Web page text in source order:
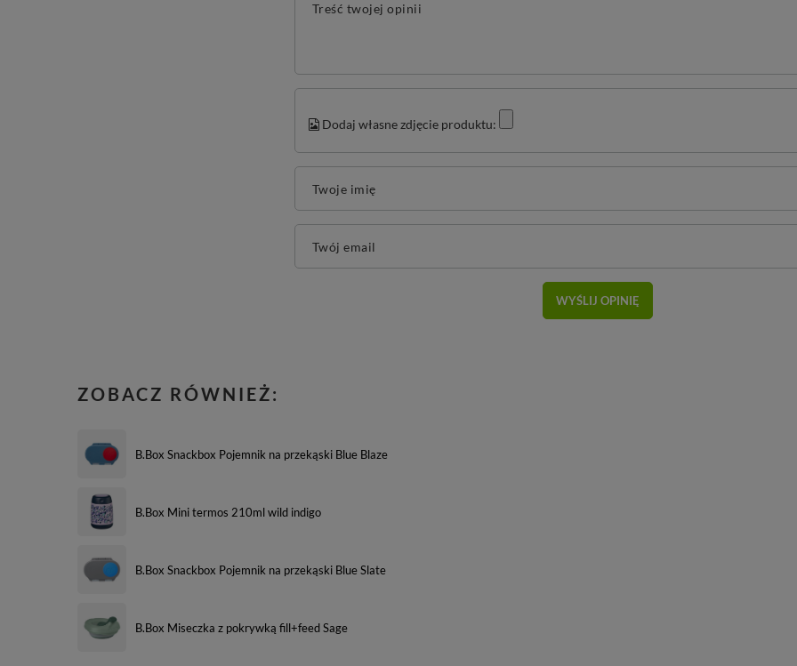
Treść twojej opinii
Dodaj własne zdjęcie produktu:
Twoje imię
Twój email
WYŚLIJ OPINIĘ
ZOBACZ RÓWNIEŻ:
B.Box Snackbox Pojemnik na przekąski Blue Blaze
B.Box Mini termos 210ml wild indigo
B.Box Snackbox Pojemnik na przekąski Blue Slate
B.Box Miseczka z pokrywką fill+feed Sage